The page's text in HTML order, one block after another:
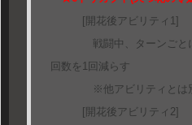
[開花後アビリティ1]
戦闘中、ターンごとに
回数を1回減らす
※他アビリティとは別
[開花後アビリティ2]